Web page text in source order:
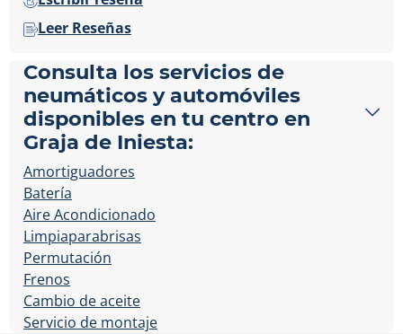
Leer Reseñas
Consulta los servicios de
neumáticos y automóviles
disponibles en tu centro en
Graja de Iniesta:
Amortiguadores
Batería
Aire Acondicionado
Limpiaparabrisas
Permutación
Frenos
Cambio de aceite
Servicio de montaje